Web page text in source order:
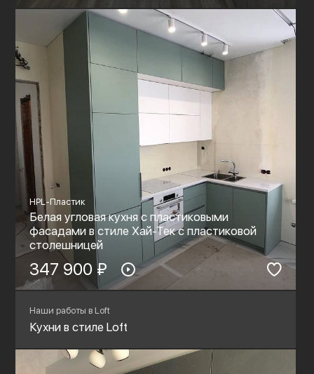
HPL-Пластик
Белая угловая кухня с пластиковыми
фасадами в стиле Хай-Тек с пластиковой
столешницей
347 900 ₽
Наши работы в Loft
Кухни в стиле Loft